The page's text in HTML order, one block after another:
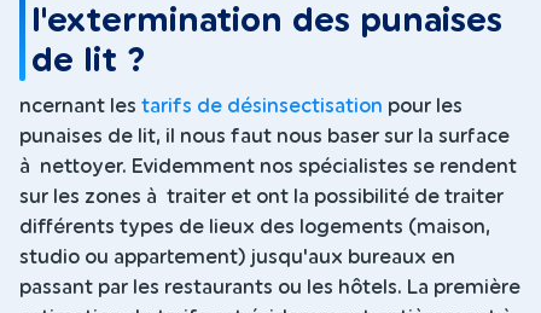
l'extermination des punaises
de lit ?
ncernant les tarifs de désinsectisation pour les
punaises de lit, il nous faut nous baser sur la surface
à nettoyer. Evidemment nos spécialistes se rendent
sur les zones à traiter et ont la possibilité de traiter
différents types de lieux des logements (maison,
studio ou appartement) jusqu'aux bureaux en
passant par les restaurants ou les hôtels. La première